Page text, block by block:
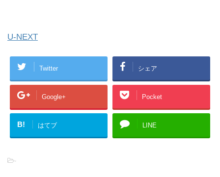
U-NEXT
Twitter シェア
Google+ Pocket
B! はてブ LINE
-